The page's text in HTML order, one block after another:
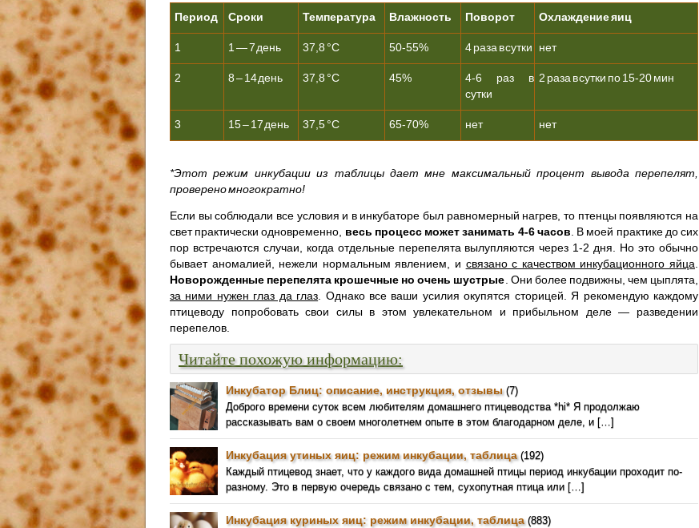
Период Сроки Температура Влажность Поворот Охлаждение яиц
1 1 — 7 день 37,8 °С 50-55% 4 раза в сутки нет
2 8 – 14 день 37,8 °С 45%
4-6 раз в
сутки
2 раза в сутки по 15-20 мин
3 15 – 17 день 37,5 °С 65-70% нет нет
*Этот режим инкубации из таблицы дает мне максимальный процент вывода перепелят,
проверено многократно!
Если вы соблюдали все условия и в инкубаторе был равномерный нагрев, то птенцы появляются на
свет практически одновременно, весь процесс может занимать 4-6 часов. В моей практике до сих
пор встречаются случаи, когда отдельные перепелята вылупляются через 1-2 дня. Но это обычно
бывает аномалией, нежели нормальным явлением, и связано с качеством инкубационного яйца.
Новорожденные перепелята крошечные но очень шустрые. Они более подвижны, чем цыплята,
за ними нужен глаз да глаз. Однако все ваши усилия окупятся сторицей. Я рекомендую каждому
птицеводу попробовать свои силы в этом увлекательном и прибыльном деле — разведении
перепелов.
Читайте похожую информацию:
Инкубатор Блиц: описание, инструкция, отзывы(7)
Доброго времени суток всем любителям домашнего птицеводства *hi* Я продолжаю
рассказывать вам о своем многолетнем опыте в этом благодарном деле, и […]
Инкубация утиных яиц: режим инкубации, таблица(192)
Каждый птицевод знает, что у каждого вида домашней птицы период инкубации проходит по-
разному. Это в первую очередь связано с тем, сухопутная птица или […]
Инкубация куриных яиц: режим инкубации, таблица(883)